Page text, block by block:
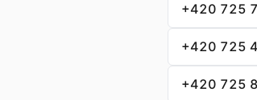
+420 725
+420 725
+420 725